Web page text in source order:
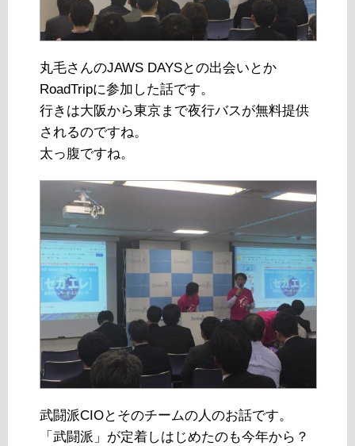
丸毛さんのJAWS DAYSとの出会いとか
RoadTripに参加した話です。
行きは大阪から東京まで夜行バスが無料提供
されるのですね。
太っ腹ですね。
武闘派CIOとそのチームの人のお話です。
「武闘派」が定着しはじめたのも今年から？